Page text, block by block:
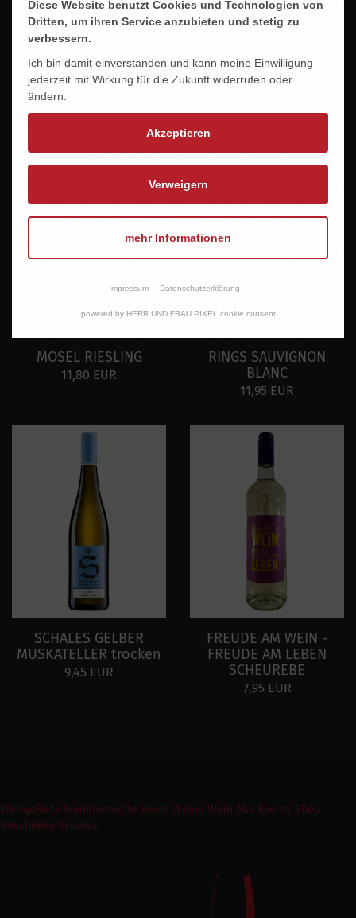
SCHALES KERNER
SPÄTLESE
PFAFFENWEILER
SAUVIGNON BLANC
MOSEL RIESLING
11,80 EUR
RINGS SAUVIGNON
BLANC
11,95 EUR
SCHALES GELBER
MUSKATELLER trocken
9,45 EUR
FREUDE AM WEIN -
FREUDE AM LEBEN
SCHEUREBE
7,95 EUR
Weinpakete Weinmomente Keine Weine Wein Abo Events Shop
Geschenke Express
Diese Website benutzt Cookies und Technologien von
Dritten, um ihren Service anzubieten und stetig zu
verbessern.
Ich bin damit einverstanden und kann meine Einwilligung
jederzeit mit Wirkung für die Zukunft widerrufen oder
ändern.
Akzeptieren
Verweigern
mehr Informationen
Impressum Datenschutzerklärung
powered by HERR UND FRAU PIXEL cookie consent